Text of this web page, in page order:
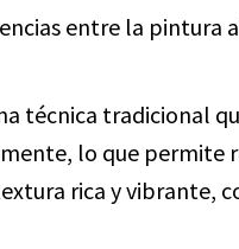
entre la pintura
técnica tradicional
lo que permite
rica y vibrante,